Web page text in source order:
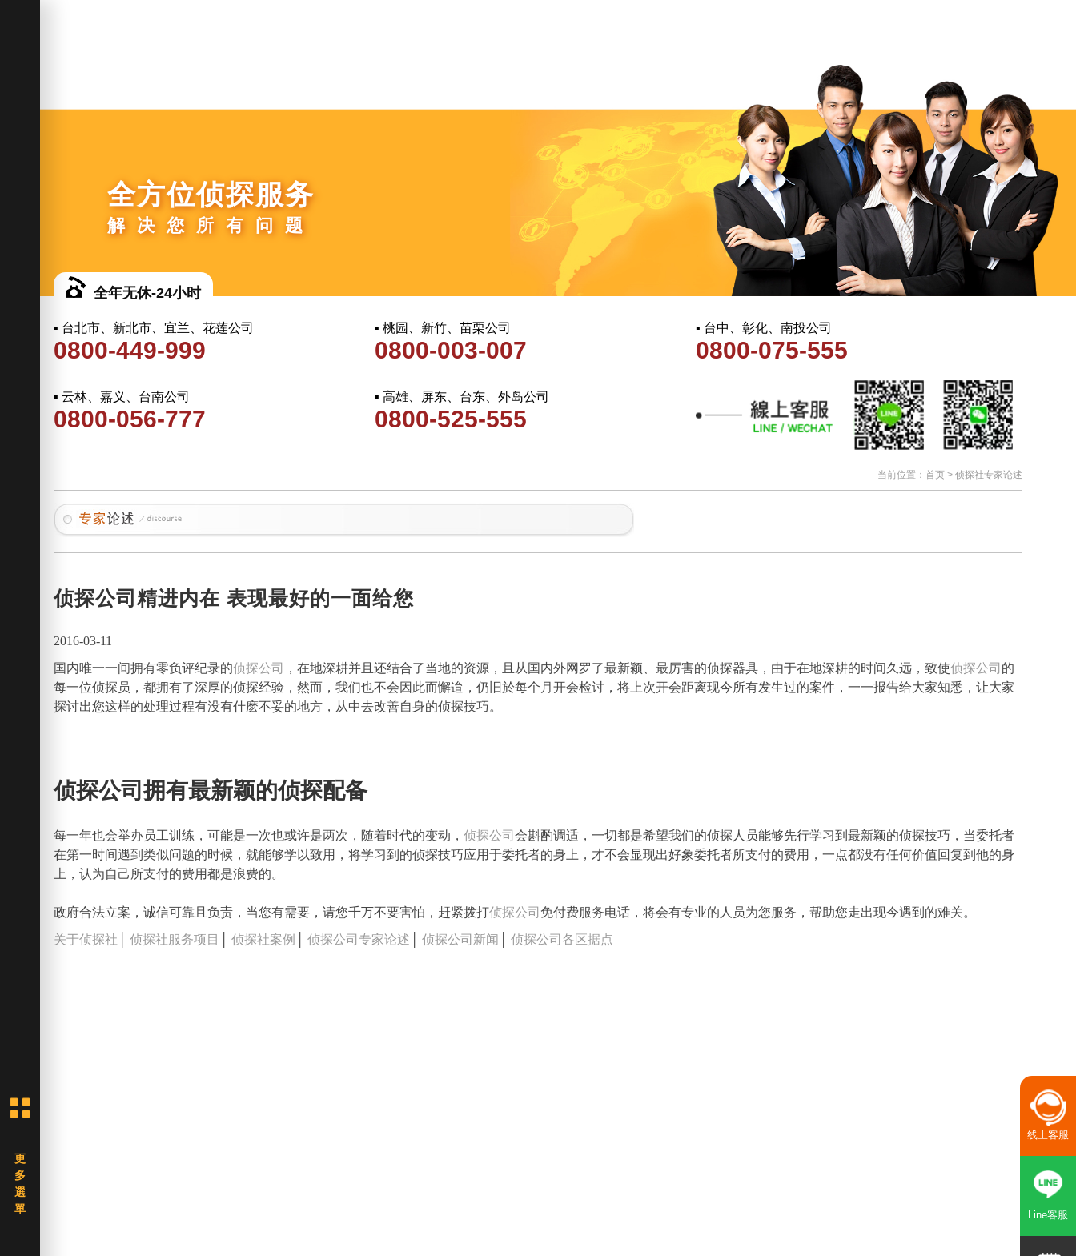
当前位置： 首页> 侦探社专家论述
全方位侦探服务
解决您所有问题
全年无休-24小时
▪ 台北市、新北市、宜兰、花莲公司
0800-449-999
▪ 桃园、新竹、苗栗公司
0800-003-007
▪ 台中、彰化、南投公司
0800-075-555
▪ 云林、嘉义、台南公司
0800-056-777
▪ 高雄、屏东、台东、外岛公司
0800-525-555
侦探公司精进内在 表现最好的一面给您
2016-03-11
国内唯一一间拥有零负评纪录的侦探公司 ，在地深耕并且还结合了当地的资源，且从国内外网罗了最新颖、最厉害的侦探器具，由于在地深耕的时间久远，致使侦探公司 的
每一位侦探员，都拥有了深厚的侦探经验，然而，我们也不会因此而懈迨，仍旧於每个月开会检讨，将上次开会距离现今所有发生过的案件，一一报告给大家知悉，让大家
探讨出您这样的处理过程有没有什麽不妥的地方，从中去改善自身的侦探技巧。
侦探公司拥有最新颖的侦探配备
每一年也会举办员工训练，可能是一次也或许是两次，随着时代的变动，侦探公司会斟酌调适，一切都是希望我们的侦探人员能够先行学习到最新颖的侦探技巧，当委托者
在第一时间遇到类似问题的时候，就能够学以致用，将学习到的侦探技巧应用于委托者的身上，才不会显现出好象委托者所支付的费用，一点都没有任何价值回复到他的身
上，认为自己所支付的费用都是浪费的。
政府合法立案，诚信可靠且负责，当您有需要，请您千万不要害怕，赶紧拨打侦探公司 免付费服务电话，将会有专业的人员为您服务，帮助您走出现今遇到的难关。
关于侦探社 │侦探社服务项目 │侦探社案例 │侦探公司专家论述 │侦探公司新闻 │侦探公司各区据点
线上客服
Line客服